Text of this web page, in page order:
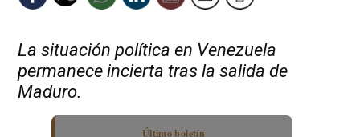
La situación política en Venezuela
permanece incierta tras la salida de
Maduro.
Último boletín